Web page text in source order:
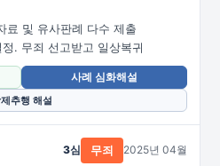
료 및 유사판례 다수 제출
. 무죄 선고받고 일상복귀
사례 심화해설
추행 해설
3심 무죄 2025년 04월